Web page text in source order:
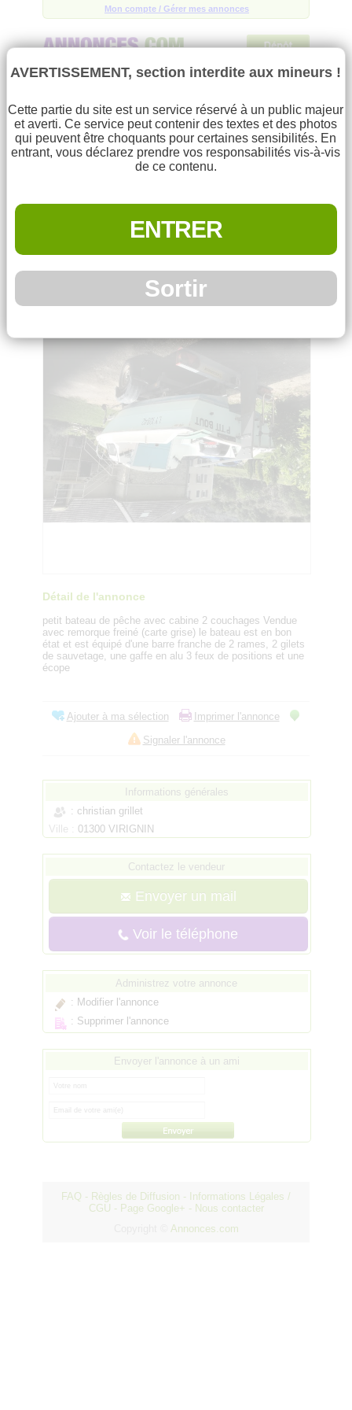
Mon compte / Gérer mes annonces
Menu
Accueil
Déposer une annonce
Mon compte
Aide
Rechercher
AVERTISSEMENT, section interdite aux mineurs !
Cette partie du site est un service réservé à un public majeur
et averti. Ce service peut contenir des textes et des photos
qui peuvent être choquants pour certaines sensibilités. En
entrant, vous déclarez prendre vos responsabilités vis-à-vis
de ce contenu.
ENTRER
Sortir
Bateau à vendre 5800 Euros
Détail de l'annonce
petit bateau de pêche avec cabine 2 couchages Vendue
avec remorque freiné (carte grise) le bateau est en bon
état et est équipé d'une barre franche de 2 rames, 2 gilets
de sauvetage, une gaffe en alu 3 feux de positions et une
écope
Ajouter à ma sélection
Imprimer l'annonce
Signaler l'annonce
Informations générales
: christian grillet
Ville : 01300 VIRIGNIN
Contactez le vendeur
Envoyer un mail
Voir le téléphone
Administrez votre annonce
: Modifier l'annonce
: Supprimer l'annonce
Envoyer l'annonce à un ami
FAQ - Règles de Diffusion - Informations Légales /
CGU - Page Google+ - Nous contacter
Annonces.com